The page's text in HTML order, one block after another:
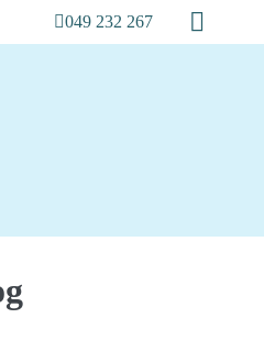
049 232 267